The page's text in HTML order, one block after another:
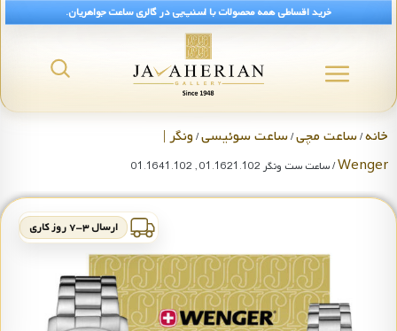
خرید اقساطی همه محصولات با اسنپ‌پی در گالری ساعت جواهریان.
خانه/ساعت مچی/ساعت سوئیسی/ونگر |
Wenger/ ساعت ست ونگر 01.1621.102 , 01.1641.102
ارسال ۳-۷ روز کاری